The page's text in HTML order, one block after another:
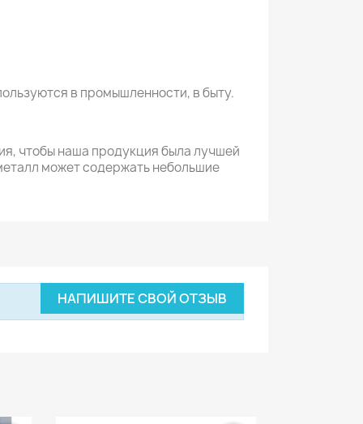
в промышленности, в быту.
чтобы наша продукция была лучшей
может содержать небольшие
НАПИШИТЕ СВОЙ ОТЗЫВ